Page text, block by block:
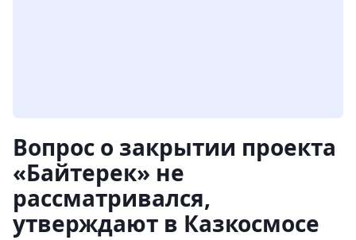
Вопрос о закрытии проекта
«Байтерек» не
рассматривался,
утверждают в Казкосмосе